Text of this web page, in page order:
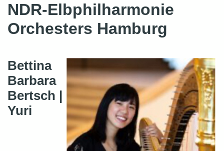
NDR-Elbphilharmonie
Orchesters Hamburg
Bettina
Barbara
Bertsch |
Yuri